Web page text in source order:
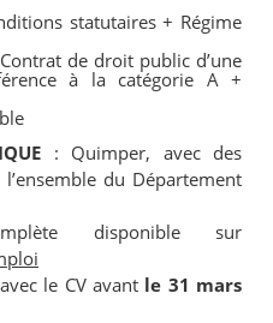
statutaires + Régime
de droit public d’une
à la catégorie A +
: Quimper, avec des
du Département
disponible sur
le CV avant le 31 mars